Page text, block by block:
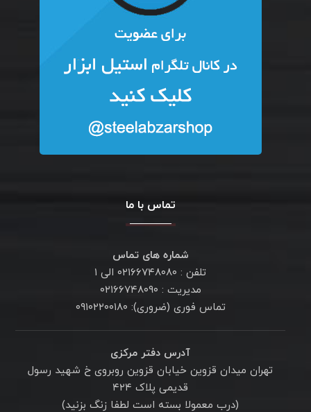
تماس با ما
شماره های تماس
تلفن : ۰۲۱۶۶۷۴۸۰۸۰ الی ۱
مدیریت : ۰۲۱۶۶۷۴۸۰۹۰
تماس فوری (ضروری): ۰۹۱۰۲۲۰۰۱۸۰
آدرس دفتر مرکزی
تهران میدان قزوین خیابان قزوین روبروی خ شهید رسول
قدیمی پلاک ۴۲۴
(درب معمولا بسته است لطفا زنگ بزنید)